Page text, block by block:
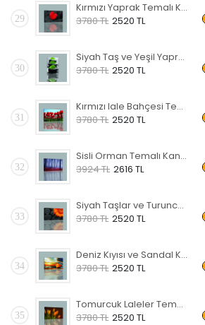
29
Kırmızı Yaprak Temalı Kanvas Tablo
3780 TL 2520 TL
30
Siyah Taş ve Yeşil Yapraklar Kanvas Tablo
3780 TL 2520 TL
31
Kırmızı lale Bahçesi Temalı Kanvas Tablo
3780 TL 2520 TL
32
Sisli Orman Temalı Kanvas Tablo
3924 TL 2616 TL
33
Siyah Taşlar ve Turuncu Çiçek Kanvas Tablo
3780 TL 2520 TL
34
Deniz Kıyısı ve Sandal Kanvas Tablo
3780 TL 2520 TL
35
Tomurcuk Laleler Temalı Kanvas Tablo
3780 TL 2520 TL